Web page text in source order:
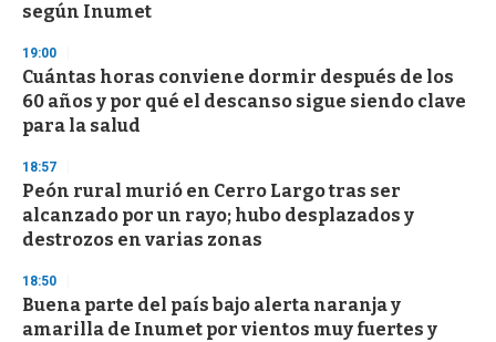
según Inumet
19:00
Cuántas horas conviene dormir después de los
60 años y por qué el descanso sigue siendo clave
para la salud
18:57
Peón rural murió en Cerro Largo tras ser
alcanzado por un rayo; hubo desplazados y
destrozos en varias zonas
18:50
Buena parte del país bajo alerta naranja y
amarilla de Inumet por vientos muy fuertes y